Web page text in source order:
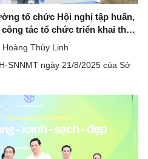
tổ chức Hội nghị tập huấn,
tác tổ chức triển khai thực
Xanh cấp tỉnh (PGI) năm
trên địa bàn tỉnh Lạng Sơn
Hoàng Thùy Linh
SNNMT ngày 21/8/2025 của Sở